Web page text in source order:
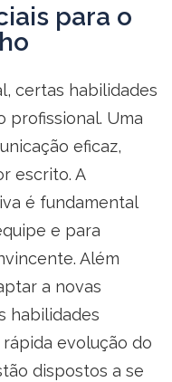
para o
certas habilidades
profissional. Uma
eficaz,
escrito. A
é fundamental
e para
Além
a novas
habilidades
evolução do
dispostos a se